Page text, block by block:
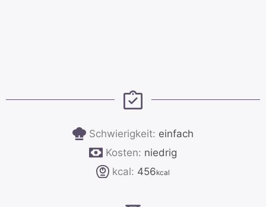
Schwierigkeit: einfach
Kosten: niedrig
kcal: 456kcal